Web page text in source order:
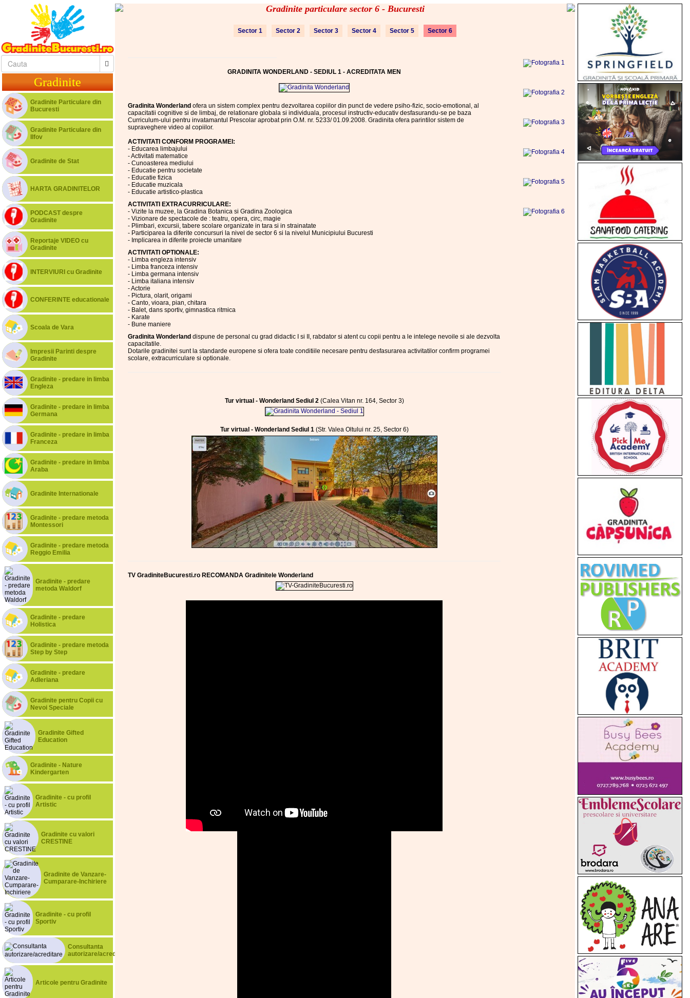
Gradinite
Gradinite Particulare din
Bucuresti
Gradinite Particulare din
Ilfov
Gradinite de Stat
HARTA GRADINITELOR
PODCAST despre
Gradinite
Reportaje VIDEO cu
Gradinite
INTERVIURI cu Gradinite
CONFERINTE educationale
Scoala de Vara
Impresii Parinti despre
Gradinite
Gradinite - predare in limba
Engleza
Gradinite - predare in limba
Germana
Gradinite - predare in limba
Franceza
Gradinite - predare in limba
Araba
Gradinite Internationale
Gradinite - predare metoda
Montessori
Gradinite - predare metoda
Reggio Emilia
Gradinite - predare
metoda Waldorf
Gradinite - predare
Holistica
Gradinite - predare metoda
Step by Step
Gradinite - predare
Adleriana
Gradinite pentru Copii cu
Nevoi Speciale
Gradinite Gifted
Education
Gradinite - Nature
Kindergarten
Gradinite - cu profil
Artistic
Gradinite cu valori
CRESTINE
Gradinite de Vanzare-
Cumparare-Inchiriere
Gradinite - cu profil
Sportiv
Consultanta
autorizare/acreditare
Articole pentru Gradinite
Gradinite particulare sector 6 - Bucuresti
Sector 1 Sector 2 Sector 3 Sector 4 Sector 5 Sector 6
GRADINITA WONDERLAND - SEDIUL 1 - ACREDITATA MEN
Gradinita Wonderland ofera un sistem complex pentru dezvoltarea copiilor din punct de vedere psiho-fizic, socio-emotional, al
capacitatii cognitive si de limbaj, de relationare globala si individuala, procesul instructiv-educativ desfasurandu-se pe baza
Curriculum-ului pentru invatamantul Prescolar aprobat prin O.M. nr. 5233/ 01.09.2008. Gradinita ofera parintilor sistem de
supraveghere video al copiilor.
ACTIVITATI CONFORM PROGRAMEI:
- Educarea limbajului
- Activitati matematice
- Cunoasterea mediului
- Educatie pentru societate
- Educatie fizica
- Educatie muzicala
- Educatie artistico-plastica
ACTIVITATI EXTRACURRICULARE:
- Vizite la muzee, la Gradina Botanica si Gradina Zoologica
- Vizionare de spectacole de : teatru, opera, circ, magie
- Plimbari, excursii, tabere scolare organizate in tara si in strainatate
- Participarea la diferite concursuri la nivel de sector 6 si la nivelul Municipiului Bucuresti
- Implicarea in diferite proiecte umanitare
ACTIVITATI OPTIONALE:
- Limba engleza intensiv
- Limba franceza intensiv
- Limba germana intensiv
- Limba italiana intensiv
- Actorie
- Pictura, olarit, origami
- Canto, vioara, pian, chitara
- Balet, dans sportiv, gimnastica ritmica
- Karate
- Bune maniere
Gradinita Wonderland dispune de personal cu grad didactic I si II, rabdator si atent cu copii pentru a le intelege nevoile si ale dezvolta
capacitatile.
Dotarile gradinitei sunt la standarde europene si ofera toate conditiile necesare pentru desfasurarea activitatilor confirm programei
scolare, extracurriculare si optionale.
Tur virtual - Wonderland Sediul 2(Calea Vitan nr. 164, Sector 3)
Tur virtual - Wonderland Sediul 1(Str. Valea Oltului nr. 25, Sector 6)
TV GradiniteBucuresti.ro RECOMANDA Gradinitele Wonderland